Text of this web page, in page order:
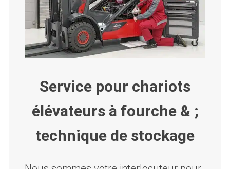
Service pour chariots
élévateurs à fourche & ;
technique de stockage